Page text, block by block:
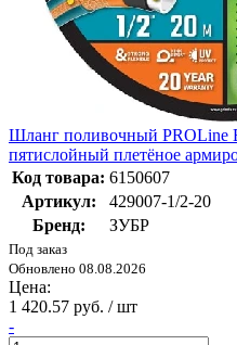
Шланг поливочный PROLine
пятислойный плетёное
Код товара: 6150607
Артикул:
429007-1/2-20
Бренд:
ЗУБР
Под заказ
Обновлено 08.08.2026
Цена:
1 420.57 руб. / шт
-